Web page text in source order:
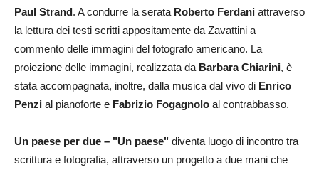
Paul Strand. A condurre la serata Roberto Ferdani attraverso
la lettura dei testi scritti appositamente da Zavattini a
commento delle immagini del fotografo americano. La
proiezione delle immagini, realizzata da Barbara Chiarini, è
stata accompagnata, inoltre, dalla musica dal vivo di Enrico
Penzi al pianoforte e Fabrizio Fogagnolo al contrabbasso.
Un paese per due – "Un paese" diventa luogo di incontro tra
scrittura e fotografia, attraverso un progetto a due mani che